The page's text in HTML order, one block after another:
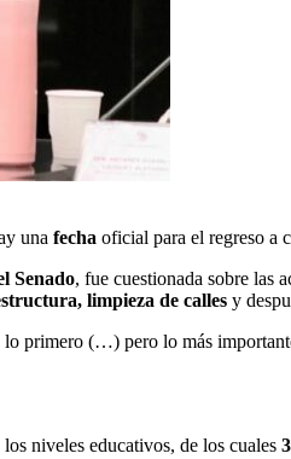
una fecha oficial para el regreso a
Senado, fue cuestionada sobre las
limpieza de calles y
lo primero (…) pero lo más
los niveles educativos, de los cuales